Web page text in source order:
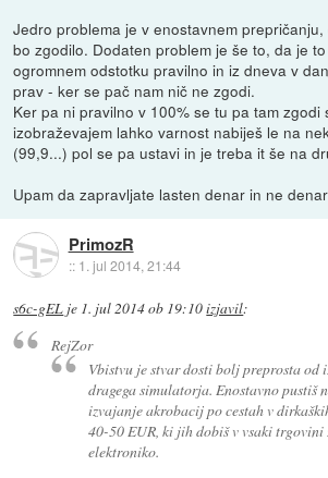
Jedro problema je v enostavnem
bo zgodilo. Dodaten problem je še to, da je
ogromnem odstotku pravilno in iz dneva v
prav - ker se pač nam nič ne zgodi.
Ker pa ni pravilno v 100% se tu pa tam zgodi
izobraževajem lahko varnost nabiješ le na
(99,9...) pol se pa ustavi in je treba it še na
Upam da zapravljate lasten denar in ne
PrimozR
:: 1. jul 2014, 21:44
s6c-gEL je 1. jul 2014 ob 19:10izjavil:
RejZor
Vbistvu je stvar dosti bolj preprosta od
dragega simulatorja. Enostavno pustiš
izvajanje akrobacij po cestah v
40-50 EUR, ki jih dobiš v vsaki trgovini
elektroniko.